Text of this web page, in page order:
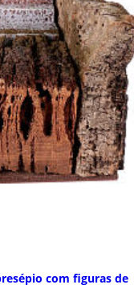
com figuras de